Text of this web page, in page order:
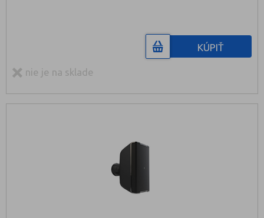
KÚPIŤ
nie je na sklade